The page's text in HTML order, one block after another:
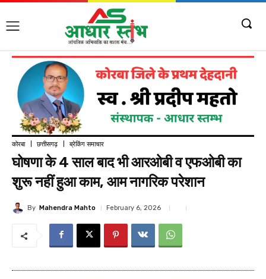
कोरबा छत्तीसगढ़ ब्रेकिंग समाचार
घोषणा के 4 साल बाद भी आरओबी व एफओबी का
शुरू नहीं हुआ काम, आम नागरिक परेशान
By Mahendra Mahto February 6, 2026